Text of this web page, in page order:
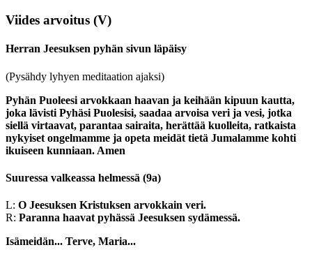
Viides arvoitus (V)
Herran Jeesuksen pyhän sivun läpäisy
(Pysähdy lyhyen meditaation ajaksi)
Pyhän Puoleesi arvokkaan haavan ja keihään kipuun kautta,
joka lävisti Pyhäsi Puolesisi, saadaa arvoisa veri ja vesi, jotka
siellä virtaavat, parantaa sairaita, herättää kuolleita, ratkaista
nykyiset ongelmamme ja opeta meidät tietä Jumalamme kohti
ikuiseen kunniaan. Amen
Suuressa valkeassa helmessä (9a)
L: O Jeesuksen Kristuksen arvokkain veri.
R: Paranna haavat pyhässä Jeesuksen sydämessä.
Isämeidän... Terve, Maria...